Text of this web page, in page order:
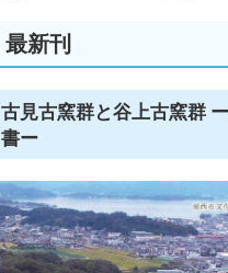
最新刊
古見古窯群と谷上古窯群
書ー